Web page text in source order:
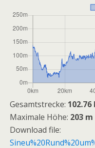
Gesamtstrecke: 102.76
Maximale Höhe: 203 m
Download file: